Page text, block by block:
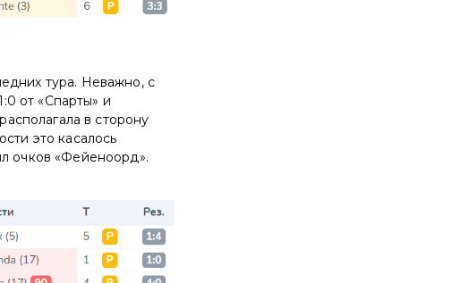
тура. Неважно, с
от «Спарты» и
в сторону
это касалось
очков «Фейеноорд».